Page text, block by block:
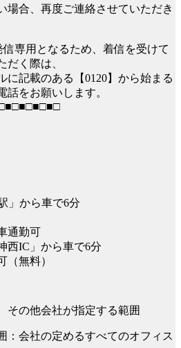
場合、再度ご連絡させていただき
信専用となるため、着信を受けて
だく際は、
に記載のある【0120】から始まる
話をお願いします。
」から車で6分
通勤可
西IC」から車で6分
無料）
その他会社が指定する範囲
：会社の定めるすべてのオフィス